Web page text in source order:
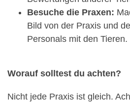
Besuche die Praxen:
Bild von der Praxis und
Personals mit den Tieren.
Worauf solltest du achten?
Nicht jede Praxis ist gleich.